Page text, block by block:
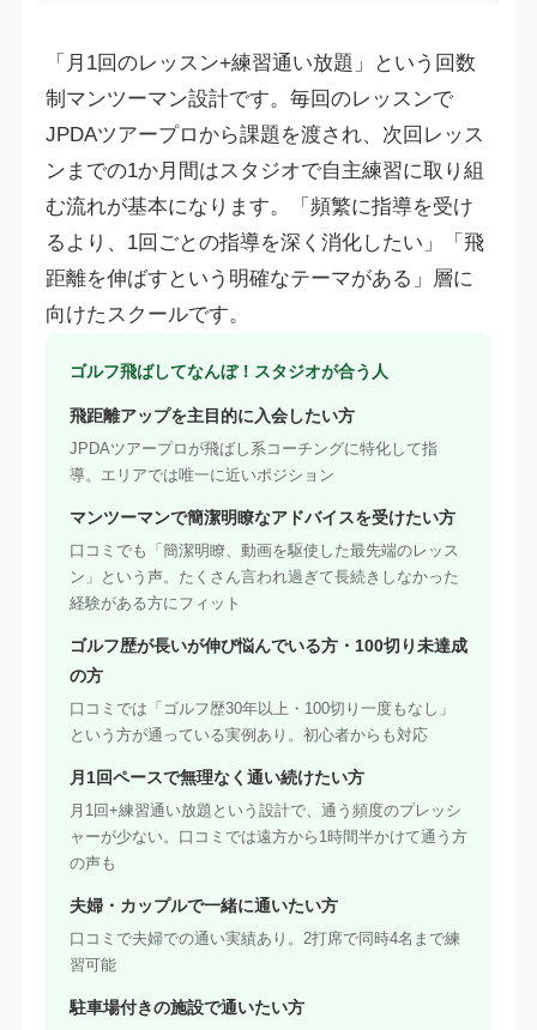
「月1回のレッスン+練習通い放題」という回数
制マンツーマン設計です。毎回のレッスンで
JPDAツアープロから課題を渡され、次回レッス
ンまでの1か月間はスタジオで自主練習に取り組
む流れが基本になります。「頻繁に指導を受け
るより、1回ごとの指導を深く消化したい」「飛
距離を伸ばすという明確なテーマがある」層に
向けたスクールです。
ゴルフ飛ばしてなんぼ！スタジオが合う人
飛距離アップを主目的に入会したい方
JPDAツアープロが飛ばし系コーチングに特化して指
導。エリアでは唯一に近いポジション
マンツーマンで簡潔明瞭なアドバイスを受けたい方
口コミでも「簡潔明瞭、動画を駆使した最先端のレッス
ン」という声。たくさん言われ過ぎて長続きしなかった
経験がある方にフィット
ゴルフ歴が長いが伸び悩んでいる方・100切り未達成
の方
口コミでは「ゴルフ歴30年以上・100切り一度もなし」
という方が通っている実例あり。初心者からも対応
月1回ペースで無理なく通い続けたい方
月1回+練習通い放題という設計で、通う頻度のプレッシ
ャーが少ない。口コミでは遠方から1時間半かけて通う方
の声も
夫婦・カップルで一緒に通いたい方
口コミで夫婦での通い実績あり。2打席で同時4名まで練
習可能
駐車場付きの施設で通いたい方